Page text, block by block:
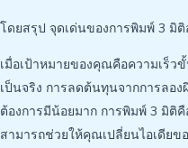
โดยสรุป จุดเด่นของการพิมพ์ 3
เมื่อเป้าหมายของคุณคือความเร็
เป็นจริง การลดต้นทุนจากการลอ
ต้องการมีน้อยมาก การพิมพ์ 3 มิติ
สามารถช่วยให้คุณเปลี่ยนไอเดียข